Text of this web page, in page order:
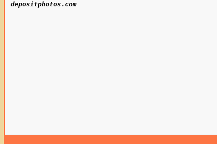
depositphotos.com